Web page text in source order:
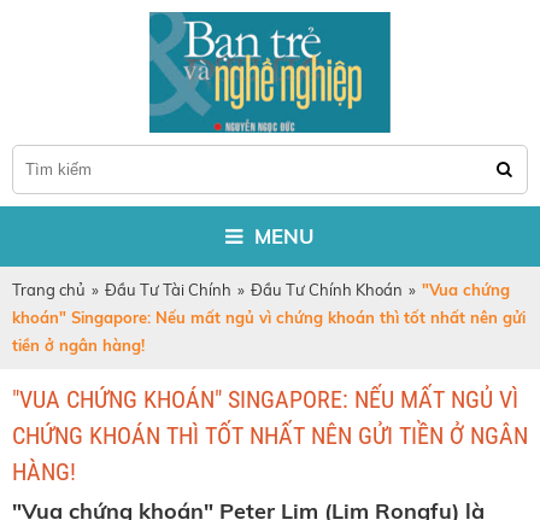
MENU
Trang chủ » Đầu Tư Tài Chính » Đầu Tư Chính Khoán » "Vua chứng
khoán" Singapore: Nếu mất ngủ vì chứng khoán thì tốt nhất nên gửi
tiền ở ngân hàng!
"VUA CHỨNG KHOÁN" SINGAPORE: NẾU MẤT NGỦ VÌ
CHỨNG KHOÁN THÌ TỐT NHẤT NÊN GỬI TIỀN Ở NGÂN
HÀNG!
"Vua chứng khoán" Peter Lim (Lim Rongfu) là